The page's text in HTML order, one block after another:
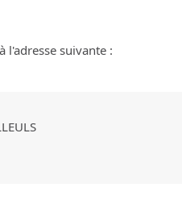
l'adresse suivante :